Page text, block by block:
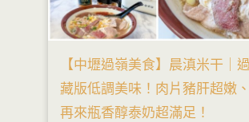
【中壢過嶺美食】晨滇米干｜
藏版低調美味！肉片豬肝超嫩
再來瓶香醇泰奶超滿足！